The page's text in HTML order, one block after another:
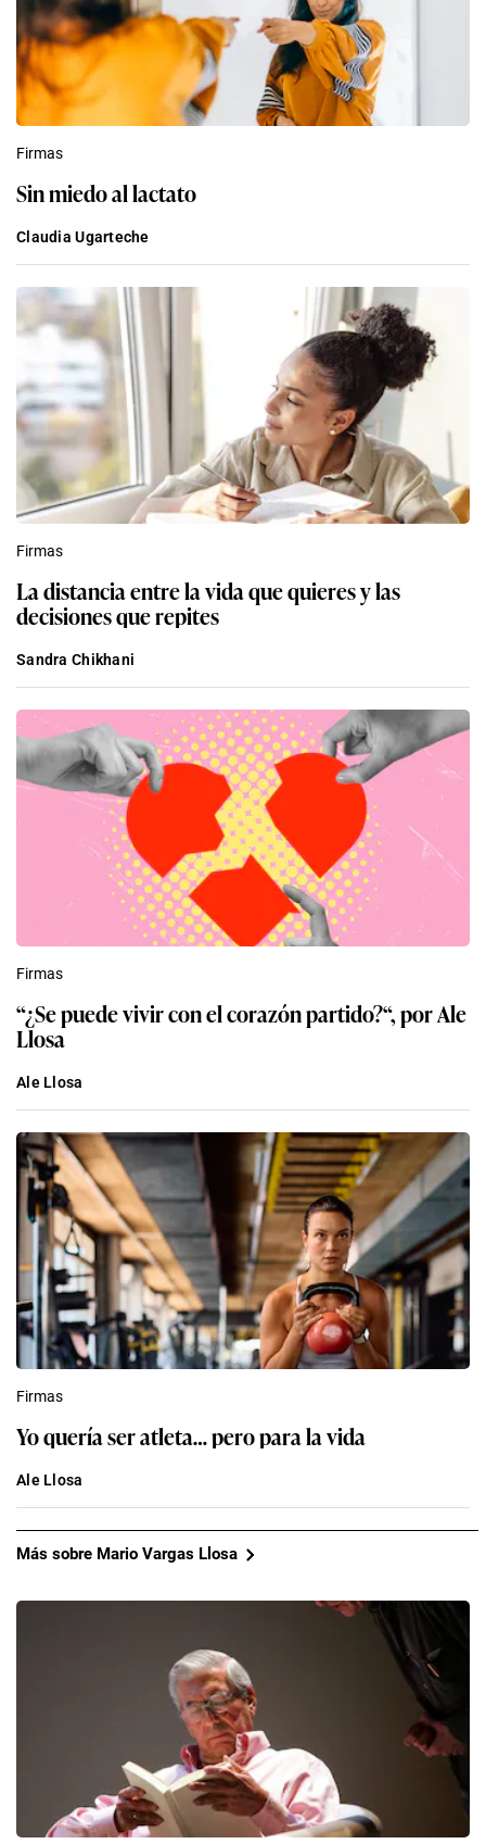
Firmas
Sin miedo al lactato
Claudia Ugarteche
Firmas
La distancia entre la vida que quieres y las
decisiones que repites
Sandra Chikhani
Firmas
“¿Se puede vivir con el corazón partido?“, por Ale
Llosa
Ale Llosa
Firmas
Yo quería ser atleta… pero para la vida
Ale Llosa
Más sobre Mario Vargas Llosa